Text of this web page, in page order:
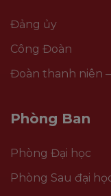
Đảng ủy
Công Đoàn
Đoàn thanh niên
Phòng Ban
Phòng Đại học
Phòng Sau đại